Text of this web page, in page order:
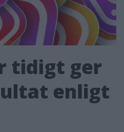
tidigt ger
enligt